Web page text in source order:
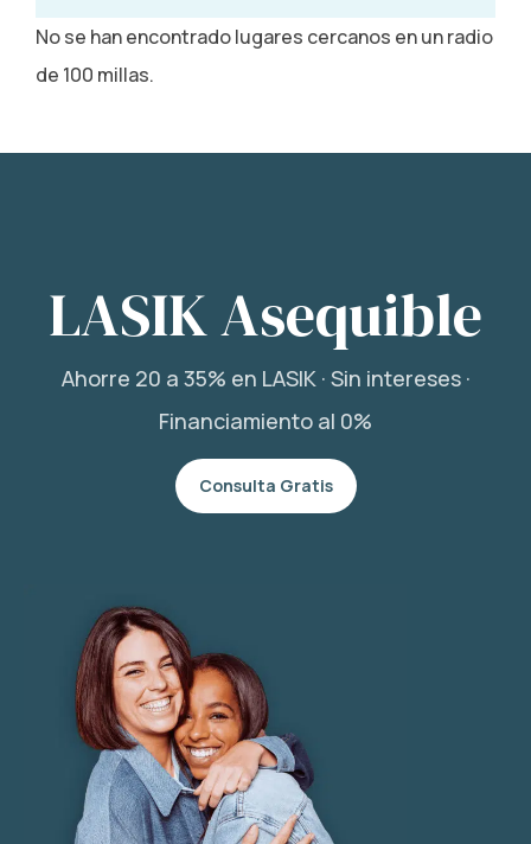
No se han encontrado lugares cercanos en un radio
de 100 millas.
LASIK Asequible
Ahorre 20 a 35% en LASIK · Sin intereses ·
Financiamiento al 0%
Consulta Gratis